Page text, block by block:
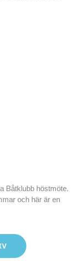
Båtklubb höstmöte.
och här är en